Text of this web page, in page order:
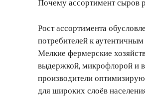
Почему ассортимент сыров
Рост ассортимента
потребителей к
Мелкие фермерские
выдержкой, микрофлорой и
производители
для широких слоёв